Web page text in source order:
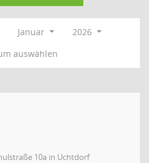
Januar
2026
auswählen
10a in Uchtdorf